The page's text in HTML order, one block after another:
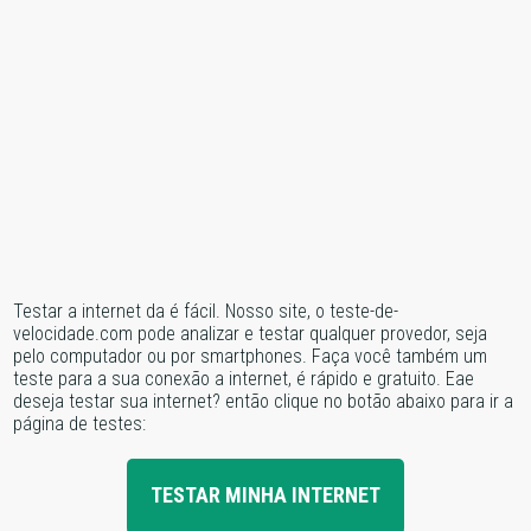
Testar a internet da é fácil. Nosso site, o teste-de-
velocidade.com pode analizar e testar qualquer provedor, seja
pelo computador ou por smartphones. Faça você também um
teste para a sua conexão a internet, é rápido e gratuito. Eae
deseja testar sua internet? então clique no botão abaixo para ir a
página de testes:
TESTAR MINHA INTERNET